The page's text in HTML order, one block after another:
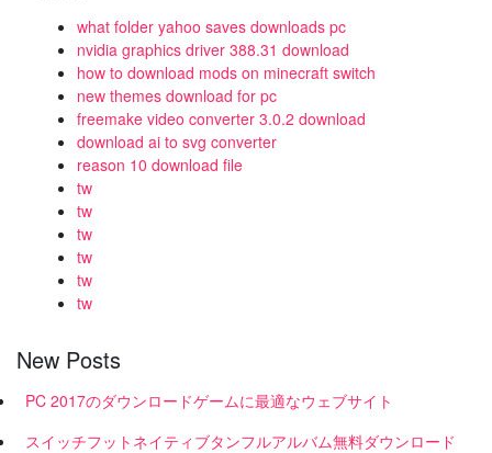
what folder yahoo saves downloads pc
nvidia graphics driver 388.31 download
how to download mods on minecraft switch
new themes download for pc
freemake video converter 3.0.2 download
download ai to svg converter
reason 10 download file
tw
tw
tw
tw
tw
tw
New Posts
PC 2017のダウンロードゲームに最適なウェブサイト
スイッチフットネイティブタンフルアルバム無料ダウンロード